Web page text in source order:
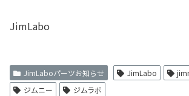
JimLabo
JimLaboパーツお知らせ JimLabo
ジムニー
ジムラボ